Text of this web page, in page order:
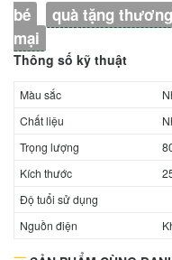
bé quà tặng
mại
Thông số kỹ thuật
Màu sắc
Chất liệu
Trọng lượng
Kích thước
Độ tuổi sử dụng
Nguồn điện